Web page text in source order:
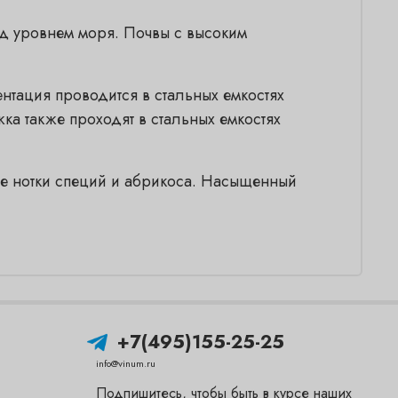
уровнем моря. Почвы с высоким
проводится в стальных емкостях
также проходят в стальных емкостях
нотки специй и абрикоса. Насыщенный
+7(495)155-25-25
info@vinum.ru
Подпишитесь, чтобы быть в курсе наших